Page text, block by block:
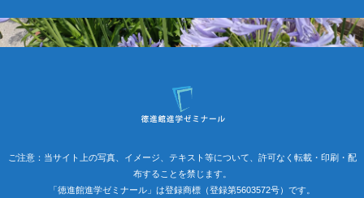
ご注意：当サイト上の写真、イメージ、テキスト等について、許可なく転載・印刷・配
布することを禁じます。
「徳進館進学ゼミナール」は登録商標（登録第5603572号）です。